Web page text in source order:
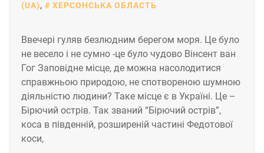
(UA), ХЕРСОНСЬКА ОБЛАСТЬ
Ввечері гуляв безлюдним берегом моря. Це було
не весело і не сумно -це було чудово Вінсент ван
Гог Заповідне місце, де можна насолодитися
справжньою природою, не спотвореною шумною
діяльністю людини? Таке місце є в Україні. Це –
Бірючий острів. Так званий “Бірючий острів”,
коса в південній, розширеній частині Федотової
коси,